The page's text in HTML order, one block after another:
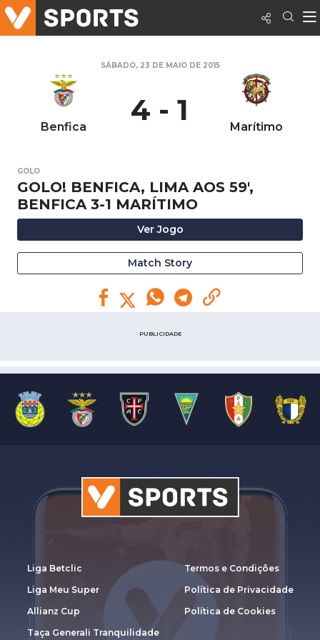
SÁBADO, 23 DE MAIO DE 2015
Benfica 4 - 1 Marítimo
GOLO
GOLO! BENFICA, LIMA AOS 59',
BENFICA 3-1 MARÍTIMO
Ver Jogo
Match Story
PUBLICIDADE
Liga Betclic
Liga Meu Super
Allianz Cup
Taça Generali Tranquilidade
Termos e Condições
Política de Privacidade
Política de Cookies